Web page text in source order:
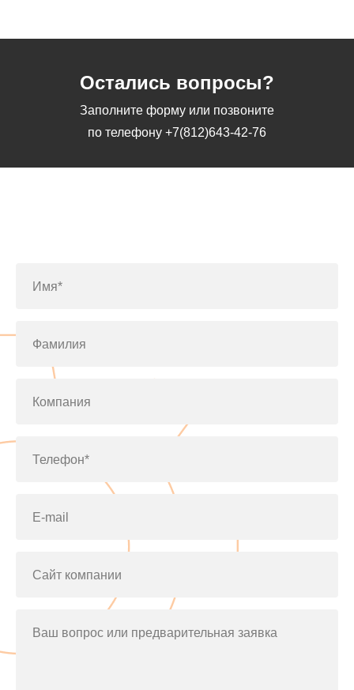
Остались вопросы?
Заполните форму или позвоните
по телефону +7(812)643-42-76
Имя*
Фамилия
Компания
Телефон*
E-mail
Сайт компании
Ваш вопрос или предварительная заявка